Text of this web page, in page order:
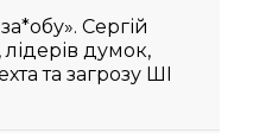
Сергій
думок,
та загрозу ШІ